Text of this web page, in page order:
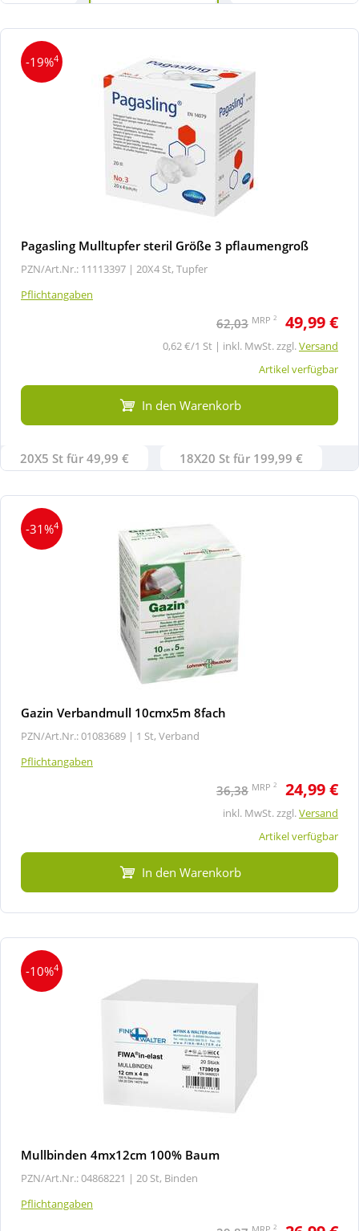
-19%4
Pagasling Mulltupfer steril Größe 3 pflaumengroß
PZN/Art.Nr.: 11113397 | 20X4 St, Tupfer
Pflichtangaben
62,03 MRP 2 49,99 €
0,62 €/1 St | inkl. MwSt. zzgl.Versand
Artikel verfügbar
In den Warenkorb
20X5 St für 49,99 € 18X20 St für 199,99 €
-31%4
Gazin Verbandmull 10cmx5m 8fach
PZN/Art.Nr.: 01083689 | 1 St, Verband
Pflichtangaben
36,38 MRP 2 24,99 €
inkl. MwSt. zzgl.Versand
Artikel verfügbar
In den Warenkorb
-10%4
Mullbinden 4mx12cm 100% Baum
PZN/Art.Nr.: 04868221 | 20 St, Binden
Pflichtangaben
2